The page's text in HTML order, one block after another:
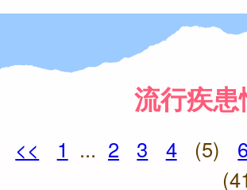
流行疾患
<< 1 ... 2 3 4 (5) 6